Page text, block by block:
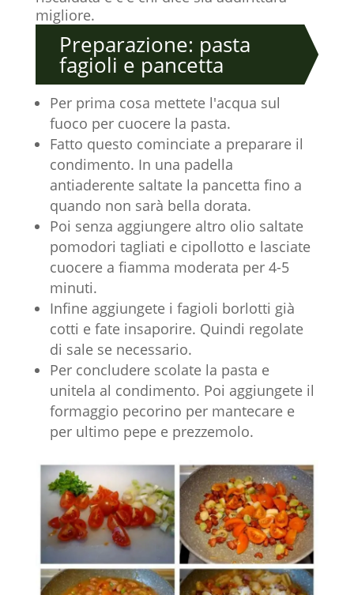
migliore.
Preparazione: pasta
fagioli e pancetta
Per prima cosa mettete l'acqua sul
fuoco per cuocere la pasta.
Fatto questo cominciate a preparare il
condimento. In una padella
antiaderente saltate la pancetta fino a
quando non sarà bella dorata.
Poi senza aggiungere altro olio saltate
pomodori tagliati e cipollotto e lasciate
cuocere a fiamma moderata per 4-5
minuti.
Infine aggiungete i fagioli borlotti già
cotti e fate insaporire. Quindi regolate
di sale se necessario.
Per concludere scolate la pasta e
unitela al condimento. Poi aggiungete il
formaggio pecorino per mantecare e
per ultimo pepe e prezzemolo.